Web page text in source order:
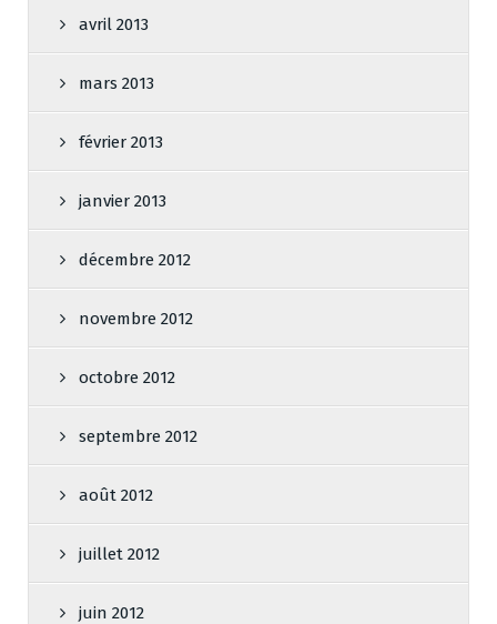
avril 2013
mars 2013
février 2013
janvier 2013
décembre 2012
novembre 2012
octobre 2012
septembre 2012
août 2012
juillet 2012
juin 2012